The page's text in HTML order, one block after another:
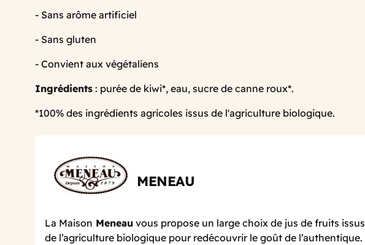
- Sans arôme artificiel
- Sans gluten
- Convient aux végétaliens
Ingrédients : purée de kiwi*, eau, sucre de canne roux*.
*100% des ingrédients agricoles issus de l'agriculture biologique.
MENEAU
La Maison Meneau vous propose un large choix de jus de fruits issus
de l’agriculture biologique pour redécouvrir le goût de l’authentique.